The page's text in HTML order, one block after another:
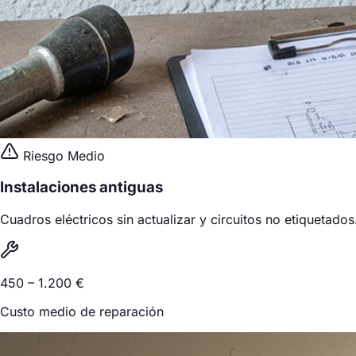
Riesgo Medio
Instalaciones antiguas
Cuadros eléctricos sin actualizar y circuitos no
450 – 1.200 €
Custo medio de reparación